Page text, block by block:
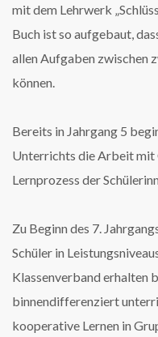
mit dem Lehrwerk
Buch ist so aufgebaut,
allen Aufgaben zwischen
können.
Bereits in Jahrgang 5
Unterrichts die Arbeit mit
Lernprozess der
Zu Beginn des 7.
Schüler in
Klassenverband erhalten
binnendifferenziert
kooperative Lernen in